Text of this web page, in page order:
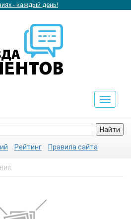
- каждый день!
Toggle
Найти
Рейтинг Правила сайта